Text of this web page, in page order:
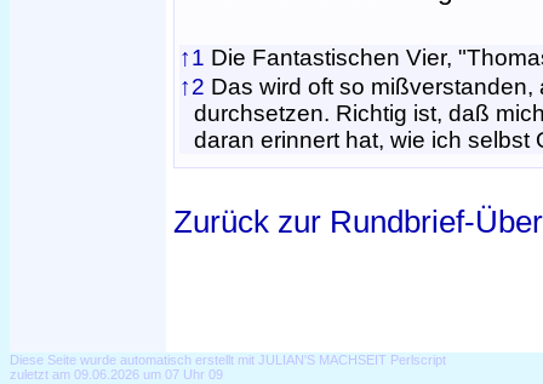
↑1 Die Fantastischen Vier,
↑2 Das wird oft so
durchsetzen. Richtig ist, daß
daran erinnert hat, wie ich selbst
Zurück zur Rundbrief-
Diese Seite wurde automatisch erstellt mit JULIAN'S MACHSEIT Perlscript
zuletzt am 09.06.2026 um 07 Uhr 09